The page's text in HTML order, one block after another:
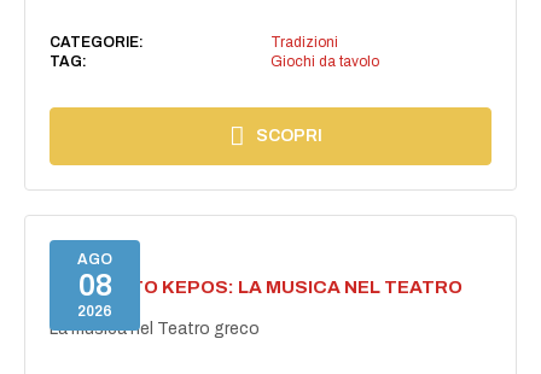
CATEGORIE:
Tradizioni
TAG:
Giochi da tavolo
SCOPRI
AGO
08
2026
PROGETTO KEPOS: LA MUSICA NEL TEATRO
GRECO
La musica nel Teatro greco